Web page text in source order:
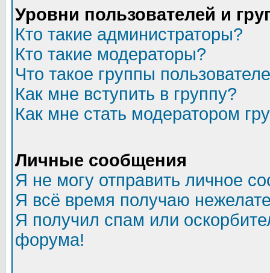
Уровни пользователей и
Кто такие администраторы?
Кто такие модераторы?
Что такое группы
Как мне вступить в группу?
Как мне стать модератором
Личные сообщения
Я не могу отправить личное
Я всё время получаю
Я получил спам или
форума!